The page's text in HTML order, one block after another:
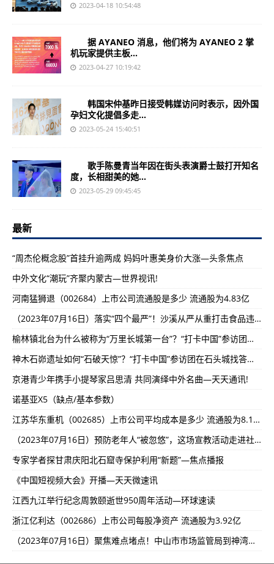
2023-04-18 10:54:48
据 AYANEO 消息，他们将为 AYANEO 2 掌
机玩家提供主板...
2023-04-27 10:19:42
韩国宋仲基昨日接受韩媒访问时表示，因外国
孕妇文化提倡多走...
2023-05-24 15:40:51
歌手陈曼青当年因在街头表演爵士鼓打开知名
度，长相甜美的她...
2023-05-29 09:45:45
最新
“周杰伦概念股”首挂升逾两成 妈妈叶惠美身价大涨—头条焦点
中外文化“潮玩”齐聚内蒙古—世界视讯!
河南猛狮退（002684）上市公司流通股是多少 流通股为4.83亿
（2023年07月16日）落实“四个最严”！沙溪从严从重打击食品违法违规行为-每日速讯:
榆林镇北台为什么被称为“万里长城第一台”？“打卡中国”参访团一探究竟—环球快资讯
神木石峁遗址如何“石破天惊”？“打卡中国”参访团在石头城找答案—当前热点-
京港青少年携手小提琴家吕思清 共同演绎中外名曲—天天通讯!
诺基亚X5（缺点/基本参数）
江苏华东重机（002685）上市公司平均成本是多少 流通股为8.14亿
（2023年07月16日）预防老年人“被忽悠”，这场宣教活动走进社区-世界今日讯!
专家学者探甘肃庆阳北石窟寺保护利用“新题”—焦点播报
《中国短视频大会》开播—天天微速讯
江西九江举行纪念周敦颐逝世950周年活动—环球速读
浙江亿利达（002686）上市公司每股净资产 流通股为3.92亿
（2023年07月16日）聚焦难点堵点！中山市市场监管局到神湾镇调研指导-每日热门: